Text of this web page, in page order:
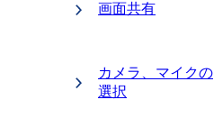
画面共有
カメラ、マイクの
選択